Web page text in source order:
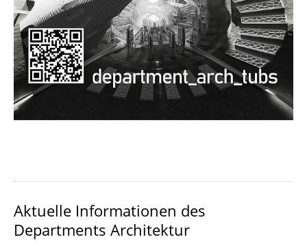
Aktuelle Informationen des
Departments Architektur